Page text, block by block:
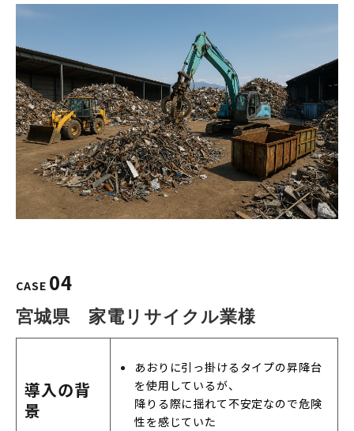
CASE 04
宮城県　家電リサイクル業様
導入の背
景
あおりに引っ掛けるタイプの昇降台
を使用しているが、
降りる際に揺れて不安定なので危険
性を感じていた